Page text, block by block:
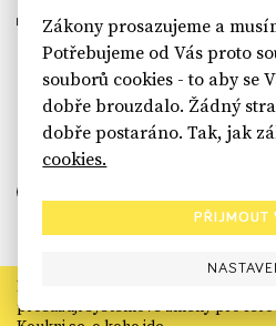
sinfin.digital
Rekonstrukce státu končí. Její
prosazují systémové změny pro
Zákony prosazujeme a
Potřebujeme od Vás proto
souborů cookies - to aby se
dobře brouzdalo. Žádný
dobře postaráno. Tak, jak
cookies.
PŘIJMOUT